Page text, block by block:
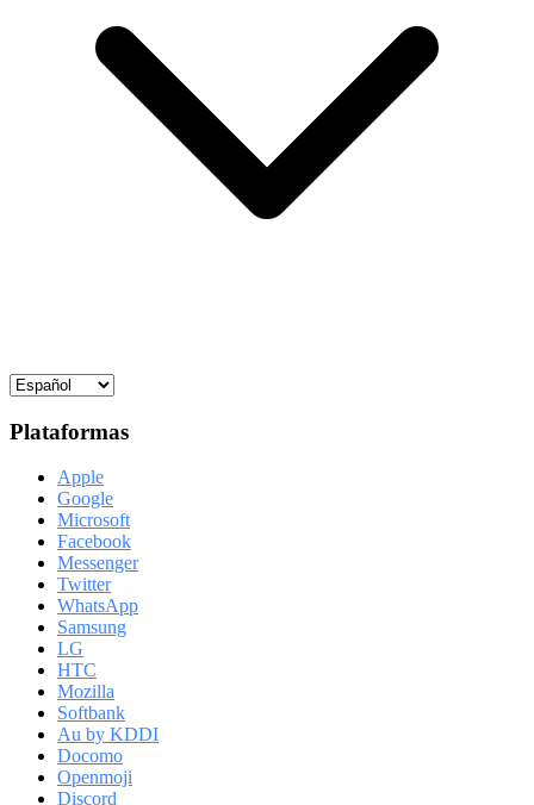
Plataformas
Apple
Google
Microsoft
Facebook
Messenger
Twitter
WhatsApp
Samsung
LG
HTC
Mozilla
Softbank
Au by KDDI
Docomo
Openmoji
Discord